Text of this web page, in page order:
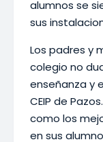
alumnos se
sus
Los padres y
colegio no
enseñanza y
CEIP de
como los
en sus